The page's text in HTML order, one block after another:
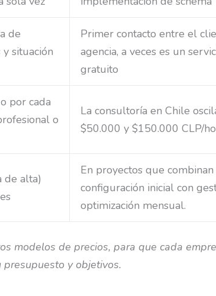
de
situación
Primer contacto entre el
agencia, a veces es un
gratuito
por cada
o
La consultoría en Chile
$50.000 y $150.000 CLP/
de alta)
En proyectos que combinan
configuración inicial con
optimización mensual.
modelos de precios, para que cada
y objetivos.